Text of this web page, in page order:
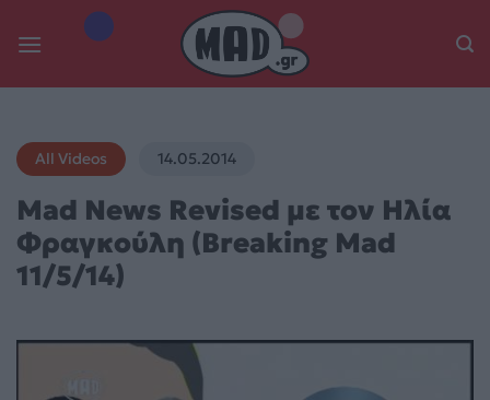
All Videos 14.05.2014
Mad News Revised με τον Ηλία
Φραγκούλη (Breaking Mad
11/5/14)